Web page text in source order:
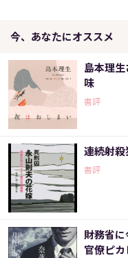
今、あなたにオススメ
島本理
味
書評
連続射
書評
財務省
官僚ピ